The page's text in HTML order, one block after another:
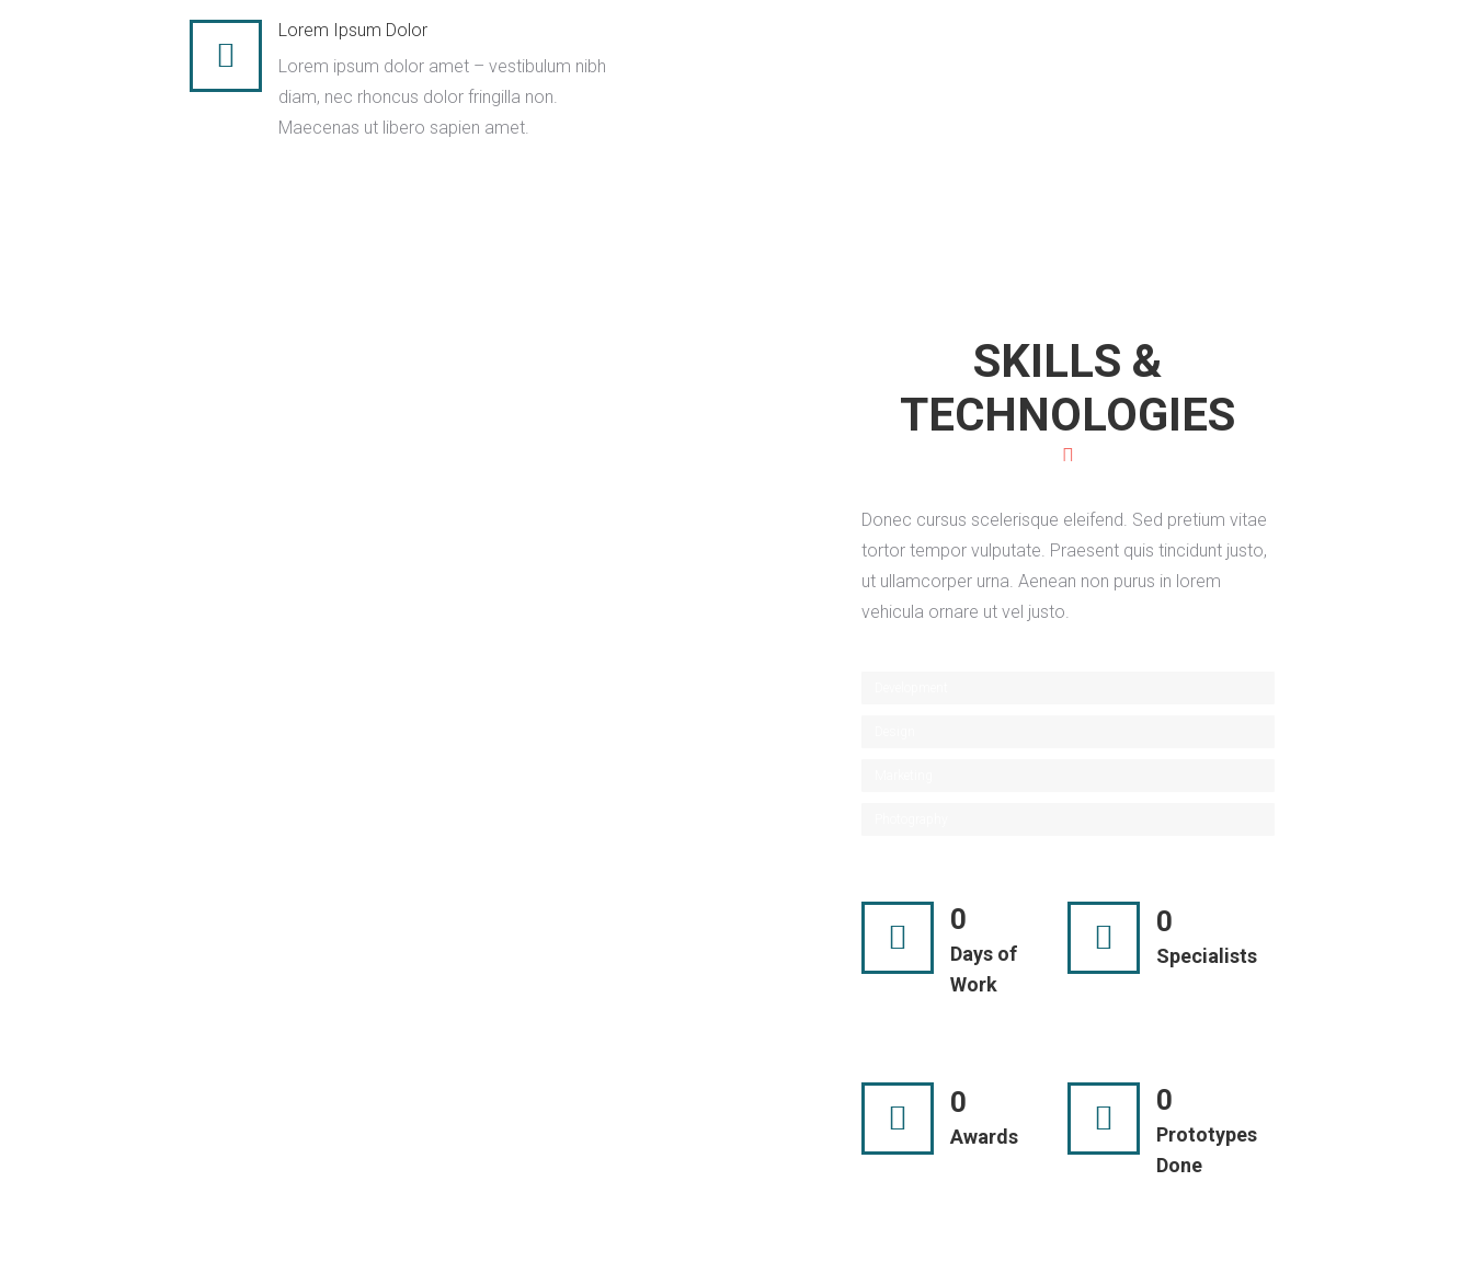
Lorem Ipsum Dolor
Lorem ipsum dolor amet – vestibulum nibh
diam, nec rhoncus dolor fringilla non.
Maecenas ut libero sapien amet.
SKILLS &
TECHNOLOGIES
Donec cursus scelerisque eleifend. Sed pretium vitae
tortor tempor vulputate. Praesent quis tincidunt justo,
ut ullamcorper urna. Aenean non purus in lorem
vehicula ornare ut vel justo.
0
Days of
Work
0
Specialists
0
Awards
0
Prototypes
Done